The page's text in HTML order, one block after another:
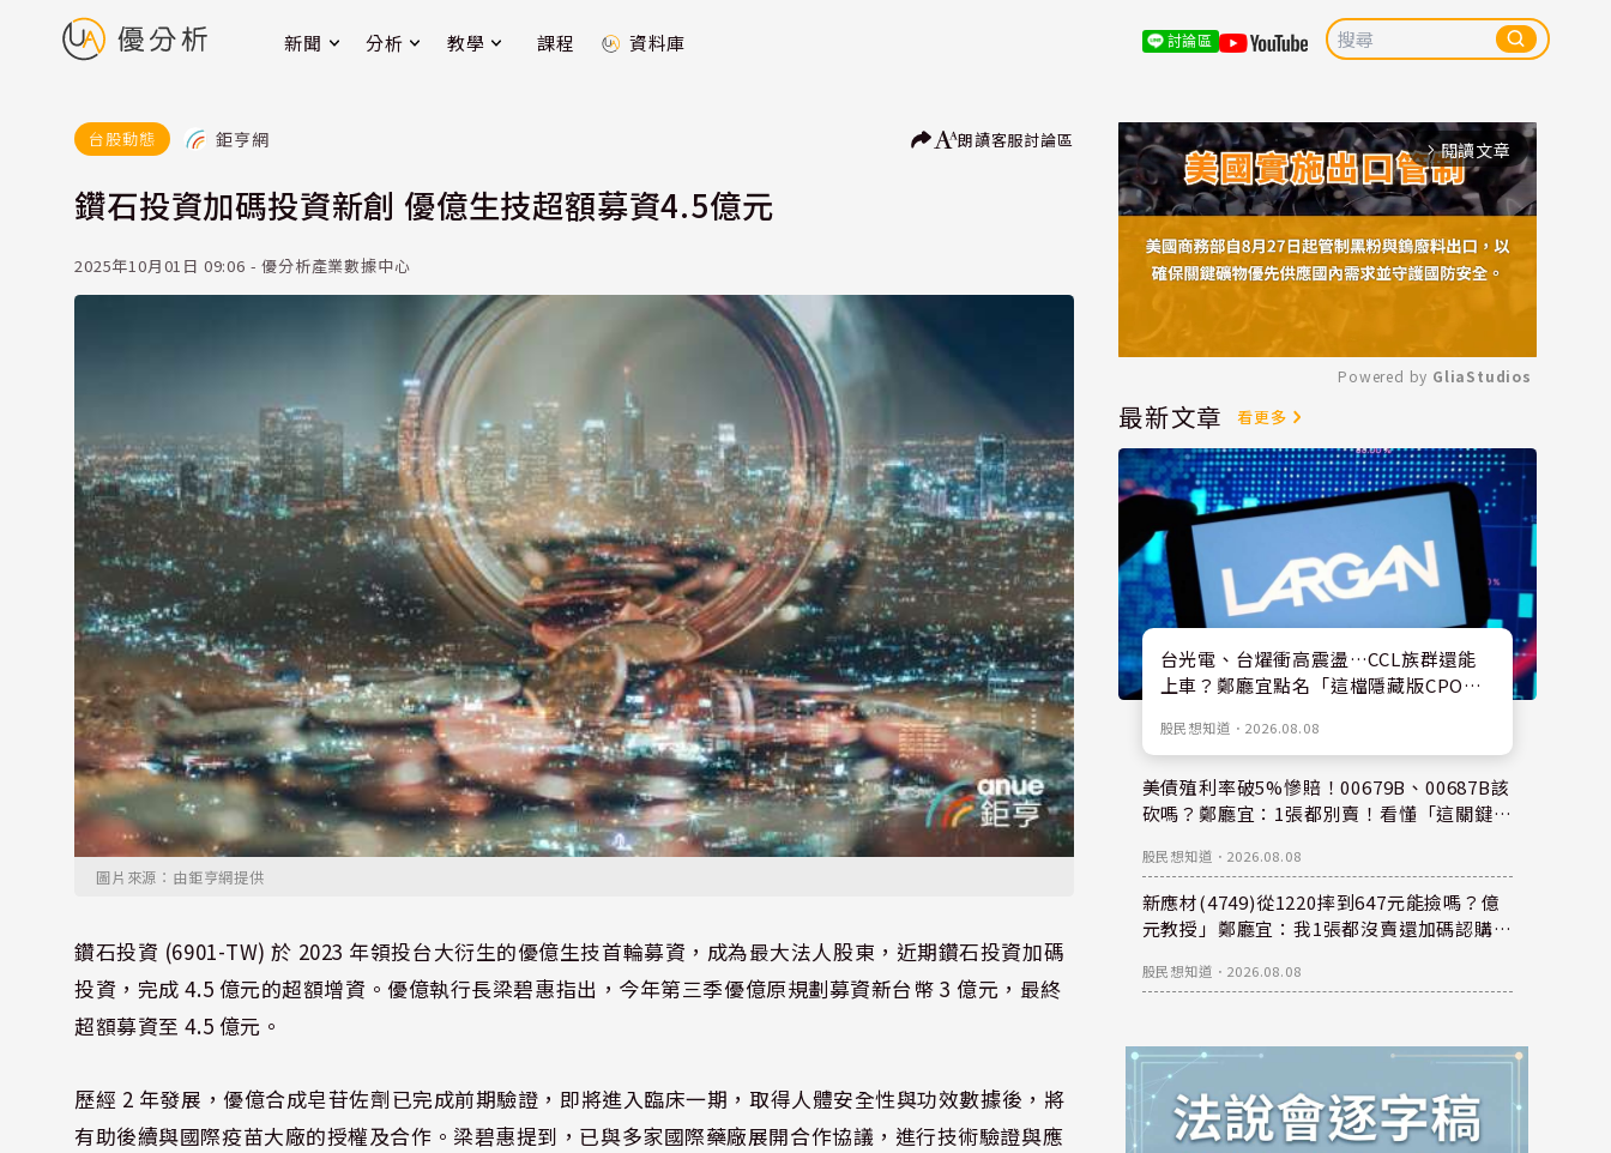
新聞 分析 教學 課程 資料庫 討論區
台股動態 鉅亨網 朗讀客服討論區
鑽石投資加碼投資新創 優億生技超額募資4.5億元
2025年10月01日 09:06 - 優分析產業數據中心
圖片來源：由鉅亨網提供
鑽石投資 (6901-TW) 於 2023 年領投台大衍生的優億生技首輪募資，成為最大法人股東，近期鑽石投資加碼
投資，完成 4.5 億元的超額增資。優億執行長梁碧惠指出，今年第三季優億原規劃募資新台幣 3 億元，最終
超額募資至 4.5 億元。
歷經 2 年發展，優億合成皂苷佐劑已完成前期驗證，即將進入臨床一期，取得人體安全性與功效數據後，將
有助後續與國際疫苗大廠的授權及合作。梁碧惠提到，已與多家國際藥廠展開合作協議，進行技術驗證與應
arrow_forward_ios 閱讀文章
Mute
Powered by GliaStudios
最新文章 看更多
台光電、台燿衝高震盪…CCL族群還能
上車？鄭廳宜點名「這檔隱藏版CPO
股民想知道 ． 2026.08.08
美債殖利率破5%慘賠！00679B、00687B該
砍嗎？鄭廳宜：1張都別賣！看懂「這關鍵」
股民想知道 ． 2026.08.08
新應材(4749)從1220摔到647元能撿嗎？億
元教授」鄭廳宜：我1張都沒賣還加碼認購？
股民想知道 ． 2026.08.08